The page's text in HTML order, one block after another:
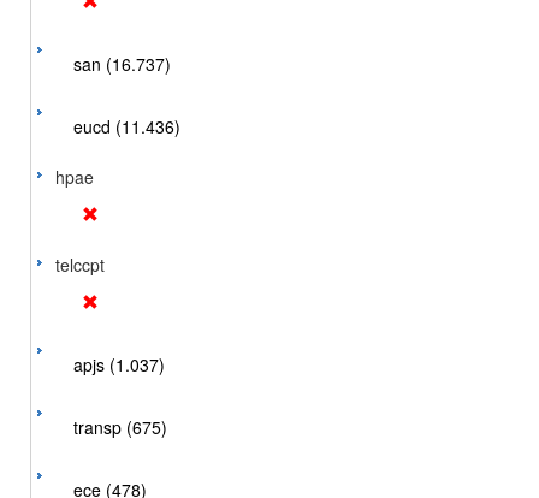
san (16.737)
eucd (11.436)
hpae
telccpt
apjs (1.037)
transp (675)
ece (478)